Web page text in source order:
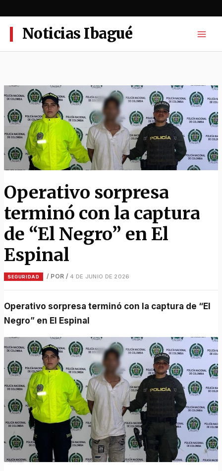
al
contenidoNoticias Ibagué
Operativo sorpresa
terminó con la captura
de “El Negro” en El
Espinal
SEGURIDAD / POR / 4 DE JUNIO DE 2026
Operativo sorpresa terminó con la captura de “El
Negro” en El Espinal